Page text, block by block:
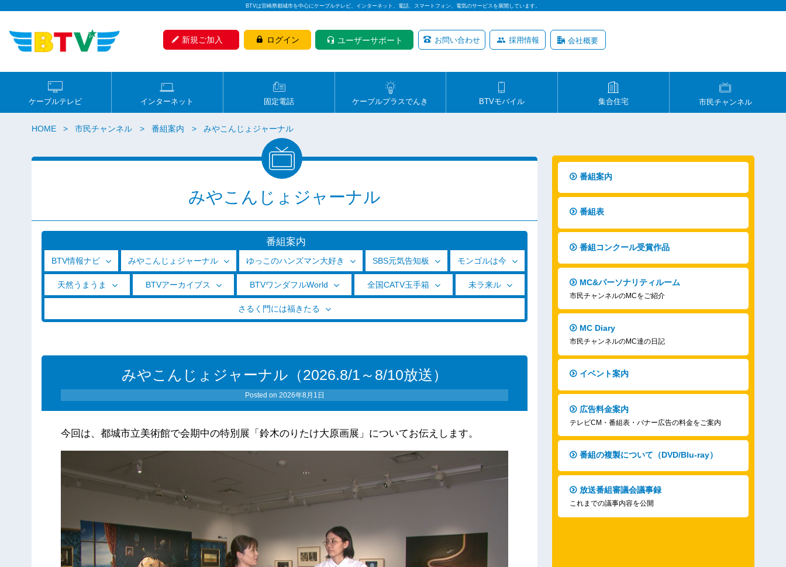
BTVは宮崎県都城市を中心にケーブルテレビ、インターネット、電話、スマートフォン、電気のサービスを展開しています。
新規ご加入 ログイン ユーザーサポート お問い合わせ 採用情報 会社概要
ケーブルテレビ インターネット 固定電話 ケーブルプラスでんき BTVモバイル 集合住宅 市民チャンネル
HOME 市民チャンネル 番組案内 みやこんじょジャーナル
みやこんじょジャーナル
番組案内
BTV情報ナビ みやこんじょジャーナル ゆっこのハンズマン大好き SBS元気告知板 モンゴルは今
天然うまうま BTVアーカイブス BTVワンダフルWorld 全国CATV玉手箱 未ラ来ル
さるく門には福きたる
みやこんじょジャーナル（2026.8/1～8/10放送）
Posted on 2026年8月1日
今回は、都城市立美術館で会期中の特別展「鈴木のりたけ大原画展」についてお伝えします。
番組案内
番組表
番組コンクール受賞作品
MC&パーソナリティルーム
市民チャンネルのMCをご紹介
MC Diary
市民チャンネルのMC達の日記
イベント案内
広告料金案内
テレビCM・番組表・バナー広告の料金をご案内
番組の複製について（DVD/Blu-ray）
放送番組審議会議事録
これまでの議事内容を公開